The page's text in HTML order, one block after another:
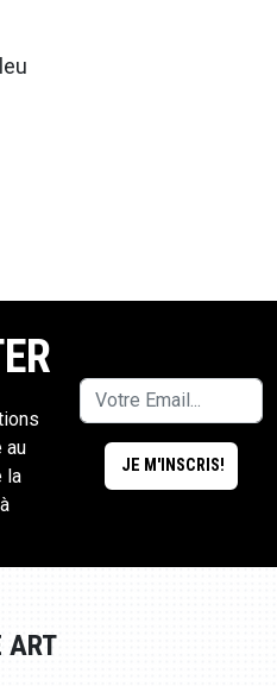
au
la
ART